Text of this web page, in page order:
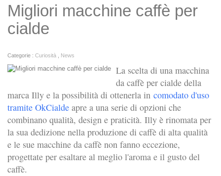
Migliori macchine caffè per
cialde
Categorie : Curiosità , News
La scelta di una macchina
da caffè per cialde della
marca Illy e la possibilità di ottenerla in comodato d'uso
tramite OkCialde apre a una serie di opzioni che
combinano qualità, design e praticità. Illy è rinomata per
la sua dedizione nella produzione di caffè di alta qualità
e le sue macchine da caffè non fanno eccezione,
progettate per esaltare al meglio l'aroma e il gusto del
caffè.